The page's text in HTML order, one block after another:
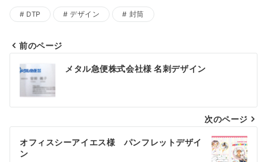
DTP デザイン 封筒
投
稿
ビ
ゲ
前のページ
メタル急便株式会社様 名刺デザイン
次のページ
オフィスシーアイエス様 パンフレットデザイ
ン